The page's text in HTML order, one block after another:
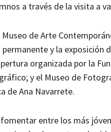
a través de la visita a
de Arte
y la exposición
organizada por la
y el Museo de
de Ana Navarrete.
entre los más